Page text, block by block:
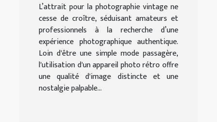
L’attrait pour la photographie vintage ne
cesse de croître, séduisant amateurs et
professionnels à la recherche d’une
expérience photographique authentique.
Loin d'être une simple mode passagère,
l'utilisation d'un appareil photo rétro offre
une qualité d'image distincte et une
nostalgie palpable...